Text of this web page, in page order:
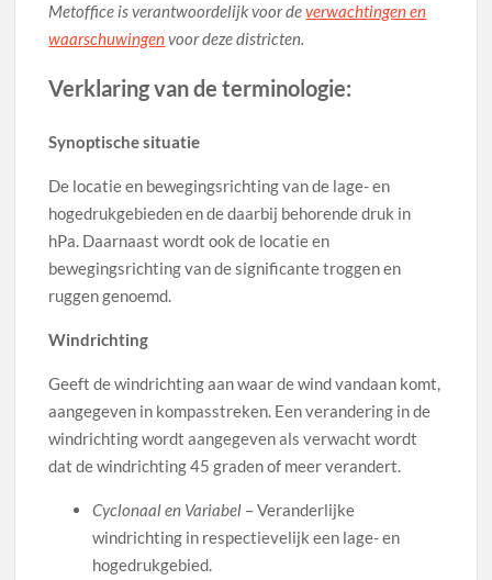
Metoffice is verantwoordelijk voor deverwachtingen en
waarschuwingenvoor deze districten.
Verklaring van de terminologie:
Synoptische situatie
De locatie en bewegingsrichting van de lage- en
hogedrukgebieden en de daarbij behorende druk in
hPa. Daarnaast wordt ook de locatie en
bewegingsrichting van de significante troggen en
ruggen genoemd.
Windrichting
Geeft de windrichting aan waar de wind vandaan komt,
aangegeven in kompasstreken. Een verandering in de
windrichting wordt aangegeven als verwacht wordt
dat de windrichting 45 graden of meer verandert.
Cyclonaal en Variabel – Veranderlijke
windrichting in respectievelijk een lage- en
hogedrukgebied.